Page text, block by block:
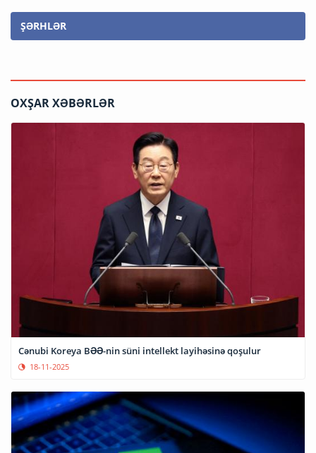
ŞƏRHLƏR
OXŞAR XƏBƏRLƏR
Cənubi Koreya BƏƏ-nin süni intellekt layihəsinə qoşulur
18-11-2025